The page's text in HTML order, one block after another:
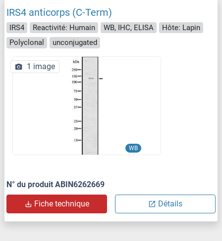
IRS4 anticorps (C-Term)
IRS4 Reactivité: Humain WB, IHC, ELISA
Hôte: Lapin
Polyclonal
unconjugated
WB
1 image
N° du produit ABIN6262669
Fiche technique Détails